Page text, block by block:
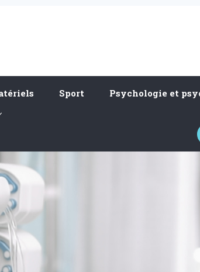
Sport
Psychologie et